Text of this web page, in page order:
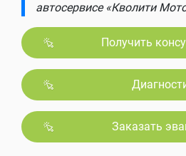
автосервисе «Кволити
Получить
Заказать